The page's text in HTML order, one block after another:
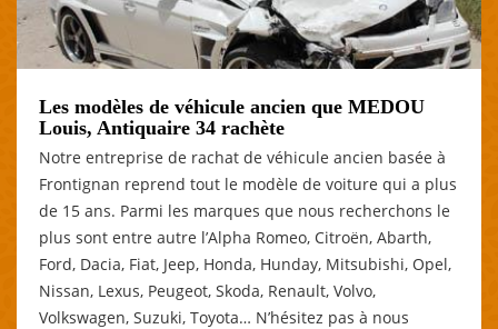
Les modèles de véhicule ancien que MEDOU
Louis, Antiquaire 34 rachète
Notre entreprise de rachat de véhicule ancien basée à
Frontignan reprend tout le modèle de voiture qui a plus
de 15 ans. Parmi les marques que nous recherchons le
plus sont entre autre l’Alpha Romeo, Citroën, Abarth,
Ford, Dacia, Fiat, Jeep, Honda, Hunday, Mitsubishi, Opel,
Nissan, Lexus, Peugeot, Skoda, Renault, Volvo,
Volkswagen, Suzuki, Toyota… N’hésitez pas à nous